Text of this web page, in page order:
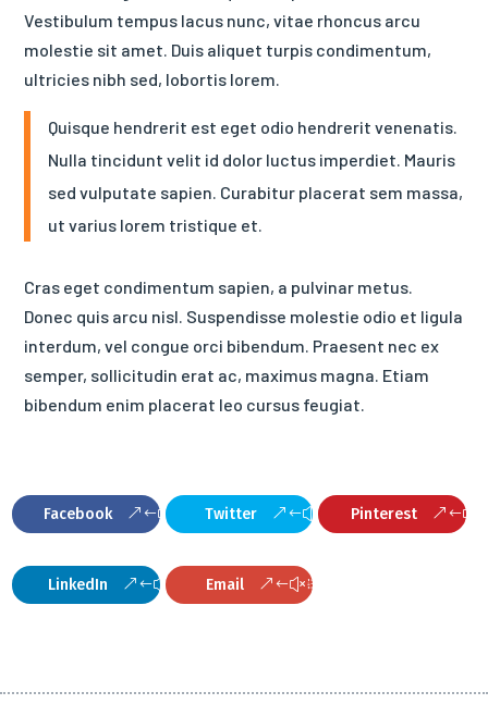
Vestibulum tempus lacus nunc, vitae rhoncus arcu
molestie sit amet. Duis aliquet turpis condimentum,
ultricies nibh sed, lobortis lorem.
Quisque hendrerit est eget odio hendrerit venenatis.
Nulla tincidunt velit id dolor luctus imperdiet. Mauris
sed vulputate sapien. Curabitur placerat sem massa,
ut varius lorem tristique et.
Cras eget condimentum sapien, a pulvinar metus.
Donec quis arcu nisl. Suspendisse molestie odio et ligula
interdum, vel congue orci bibendum. Praesent nec ex
semper, sollicitudin erat ac, maximus magna. Etiam
bibendum enim placerat leo cursus feugiat.
Facebook Twitter Pinterest
LinkedIn Email